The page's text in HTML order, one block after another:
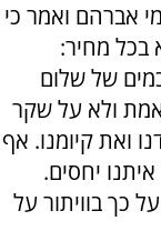
אברהם ואמר כי
מחיר:
של שלום
ולא על שקר
ואת קיומנו. אף
יחסים.
כך בוויתור על